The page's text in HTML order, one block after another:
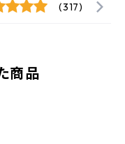
(317)
商品